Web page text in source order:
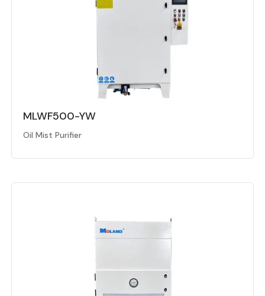
MLWF500-YW
Oil Mist Purifier